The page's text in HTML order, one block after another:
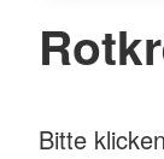
Bitte